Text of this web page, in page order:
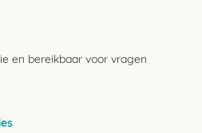
en bereikbaar voor vragen